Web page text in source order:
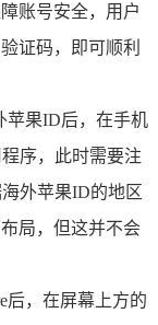
账号安全，用户
证码，即可顺利
苹果ID后，在手机
序，此时需要注
外苹果ID的地区
局，但这并不会
后，在屏幕上方的